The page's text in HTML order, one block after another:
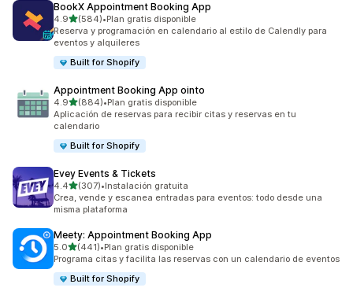
BookX Appointment Booking App
4.9de 5 estrellas
(584)
584 reseñas en total
•Plan gratis disponible
Reserva y programación en calendario al estilo de Calendly para
eventos y alquileres
Built for Shopify
Appointment Booking App ointo
4.9de 5 estrellas
(884)
884 reseñas en total
•Plan gratis disponible
Aplicación de reservas para recibir citas y reservas en tu
calendario
Built for Shopify
Evey Events & Tickets
4.4de 5 estrellas
(307)
307 reseñas en total
•Instalación gratuita
Crea, vende y escanea entradas para eventos: todo desde una
misma plataforma
Meety: Appointment Booking App
5.0de 5 estrellas
(441)
441 reseñas en total
•Plan gratis disponible
Programa citas y facilita las reservas con un calendario de eventos
Built for Shopify